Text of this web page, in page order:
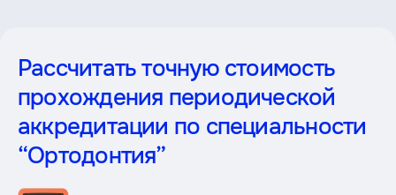
Рассчитать точную стоимость
прохождения периодической
аккредитации по специальности
“Ортодонтия”